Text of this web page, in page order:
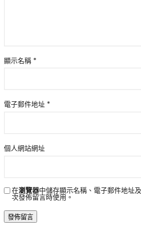
顯示名稱 *
電子郵件地址 *
個人網站網址
在瀏覽器中儲存顯示名稱、電子郵件地址
次發佈留言時使用。